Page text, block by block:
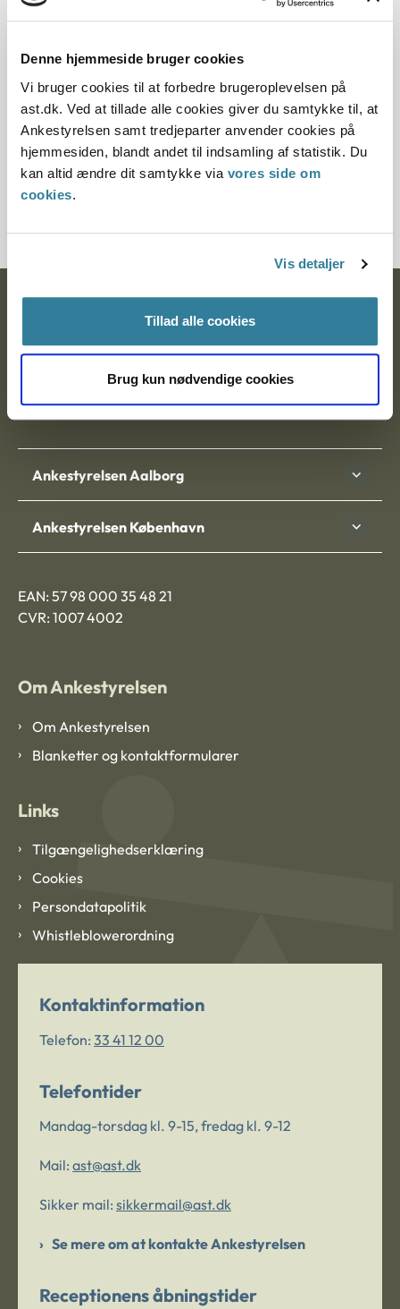
Denne hjemmeside bruger cookies
Vi bruger cookies til at forbedre brugeroplevelsen på
ast.dk. Ved at tillade alle cookies giver du samtykke til, at
Ankestyrelsen samt tredjeparter anvender cookies på
hjemmesiden, blandt andet til indsamling af statistik. Du
kan altid ændre dit samtykke via vores side om
cookies.
Vis detaljer
Tillad alle cookies
Brug kun nødvendige cookies
Offentliggørelsesdato
Paragraf
§ 26 § 37
Journalnummer
15468-82
Postadresse:
Nytorv 7, 2. sal
9000 Aalborg
Ankestyrelsen Aalborg
Ankestyrelsen København
EAN: 57 98 000 35 48 21
CVR: 1007 4002
Om Ankestyrelsen
Om Ankestyrelsen
Blanketter og kontaktformularer
Links
Tilgængelighedserklæring
Cookies
Persondatapolitik
Whistleblowerordning
Kontaktinformation
Telefon: 33 41 12 00
Telefontider
Mandag-torsdag kl. 9-15, fredag kl. 9-12
Mail: ast@ast.dk
Sikker mail: sikkermail@ast.dk
Se mere om at kontakte Ankestyrelsen
Receptionens åbningstider